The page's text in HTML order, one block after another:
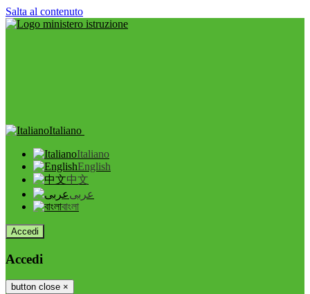
Salta al contenuto
Italiano
Italiano
English
中文
عربى
বাংলা
Accedi
Accedi
button close ×